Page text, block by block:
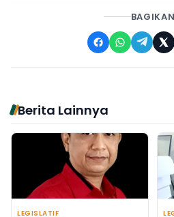
Berita Lainnya
LEGISLATIF